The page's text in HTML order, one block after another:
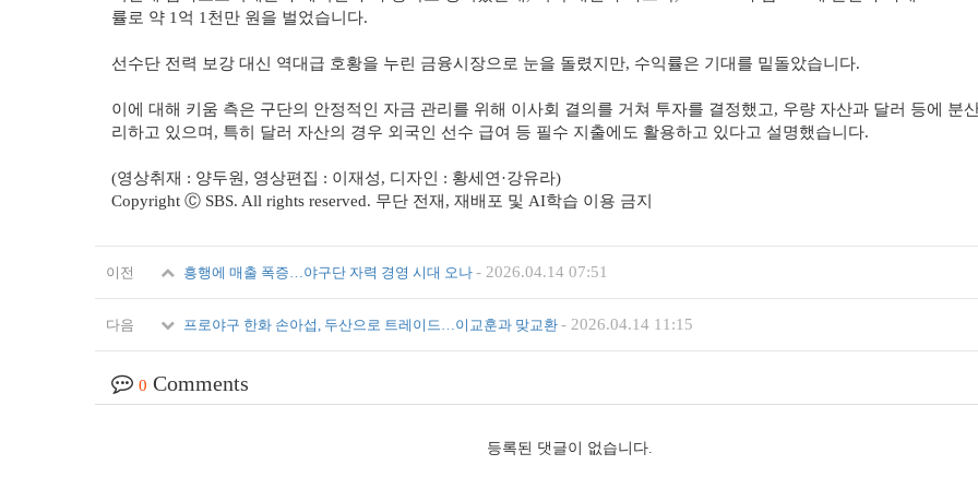
률로 약 1억 1천만 원을 벌었습니다.
선수단 전력 보강 대신 역대급 호황을 누린 금융시장으로 눈을 돌렸지만, 수익률은 기대를 밑돌았습니다.
이에 대해 키움 측은 구단의 안정적인 자금 관리를 위해 이사회 결의를 거쳐 투자를 결정했고, 우량 자산과 달러 등에 분
리하고 있으며, 특히 달러 자산의 경우 외국인 선수 급여 등 필수 지출에도 활용하고 있다고 설명했습니다.
(영상취재 : 양두원, 영상편집 : 이재성, 디자인 : 황세연·강유라)
Copyright Ⓒ SBS. All rights reserved. 무단 전재, 재배포 및 AI학습 이용 금지
이전 흥행에 매출 폭증…야구단 자력 경영 시대 오나 - 2026.04.14 07:51
다음 프로야구 한화 손아섭, 두산으로 트레이드…이교훈과 맞교환 - 2026.04.14 11:15
0 Comments
등록된 댓글이 없습니다.